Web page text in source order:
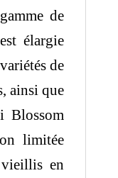
de
élargie
de
ainsi que
Blossom
limitée
en